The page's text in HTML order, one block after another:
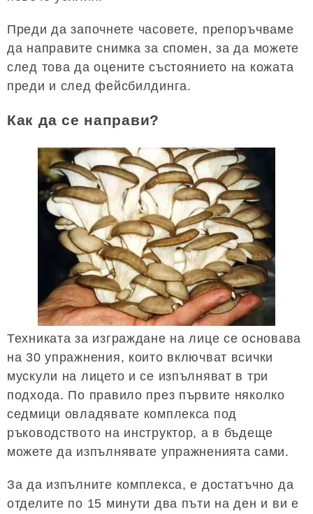
Преди да започнете часовете, препоръчваме
да направите снимка за спомен, за да можете
след това да оцените състоянието на кожата
преди и след фейсбилдинга.
Как да се направи?
Техниката за изграждане на лице се основава
на 30 упражнения, които включват всички
мускули на лицето и се изпълняват в три
подхода. По правило през първите няколко
седмици овладявате комплекса под
ръководството на инструктор, а в бъдеще
можете да изпълнявате упражненията сами.
За да изпълните комплекса, е достатъчно да
отделите по 15 минути два пъти на ден и ви е